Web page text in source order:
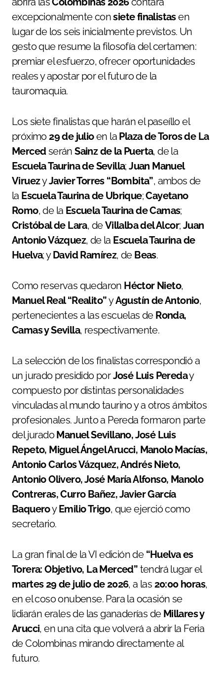
excepcionalmente consiete finalistasen
lugar de los seis inicialmente previstos. Un
gesto que resume la filosofía del certamen:
premiar el esfuerzo, ofrecer oportunidades
reales y apostar por el futuro de la
tauromaquia.
Los siete finalistas que harán el paseíllo el
próximo29 de julioen la Plaza de Toros de La
MercedseránSainz de la Puerta, de la
Escuela Taurina de Sevilla;Juan Manuel
ViruezyJavier Torres “Bombita”, ambos de
la Escuela Taurina de Ubrique;Cayetano
Romo, de la Escuela Taurina de Camas;
Cristóbal de Lara, deVillalba del Alcor; Juan
Antonio Vázquez, de la Escuela Taurina de
Huelva; yDavid Ramírez, de Beas.
Como reservas quedaron Héctor Nieto,
Manuel Real “Realito”yAgustín de Antonio,
pertenecientes a las escuelas de Ronda,
Camas y Sevilla, respectivamente.
La selección de los finalistas correspondió a
un jurado presidido porJosé Luis Pereday
compuesto por distintas personalidades
vinculadas al mundo taurino y a otros ámbitos
profesionales. Junto a Pereda formaron parte
del juradoManuel Sevillano, José Luis
Repeto, Miguel Ángel Arucci, Manolo Macías,
Antonio Carlos Vázquez, Andrés Nieto,
Antonio Olivero, José María Alfonso, Manolo
Contreras, Curro Bañez, Javier García
BaqueroyEmilio Trigo, que ejerció como
secretario.
La gran final de la VI edición de “Huelva es
Torera: Objetivo, La Merced” tendrá lugar el
martes 29 de julio de 2026, a las 20:00 horas,
en el coso onubense. Para la ocasión se
lidiarán erales de las ganaderías de Millares y
Arucci, en una cita que volverá a abrir la Feria
de Colombinas mirando directamente al
futuro.